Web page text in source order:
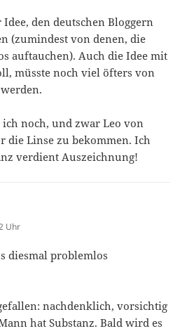
den deutschen Bloggern
(zumindest von denen, die
auftauchen). Auch die Idee mit
müsste noch viel öfters von
noch, und zwar Leo von
die Linse zu bekommen. Ich
verdient Auszeichnung!
Uhr
diesmal problemlos
nachdenklich, vorsichtig
hat Substanz. Bald wird es